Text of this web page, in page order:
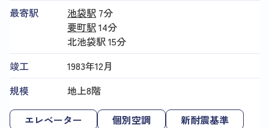
最寄駅
池袋駅 7分
要町駅14分
北池袋駅15分
竣工
1983年12月
規模
地上8階
エレベーター 個別空調
新耐震基準